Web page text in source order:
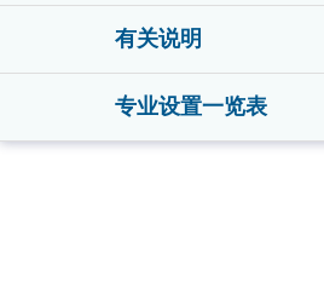
有关说明
专业设置一览表